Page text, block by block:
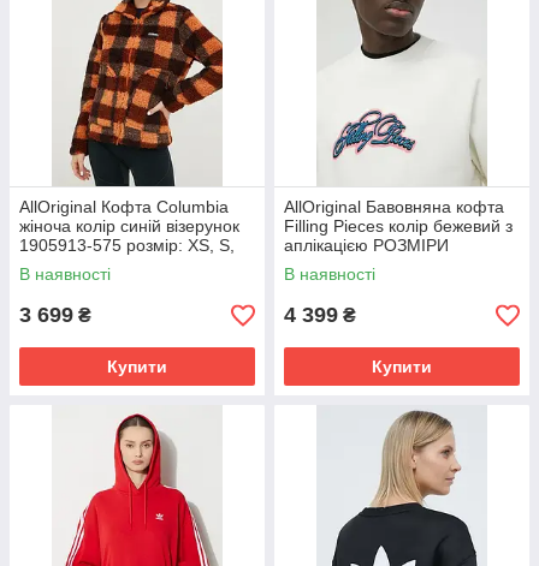
AllOriginal Кофта Columbia
жіноча колір синій візерунок
1905913-575 розмір: XS, S,
M, L
В наявності
3 699 ₴
Купити
AllOriginal Бавовняна кофта
Filling Pieces колір бежевий з
аплікацією РОЗМІРИ
ЗАПИТУЙТЕ
В наявності
4 399 ₴
Купити